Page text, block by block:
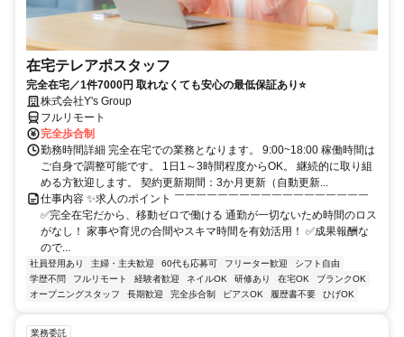
在宅テレアポスタッフ
完全在宅／1件7000円 取れなくても安心の最低保証あり⭐
株式会社Y's Group
フルリモート
完全歩合制
勤務時間詳細 完全在宅での業務となります。 9:00~18:00 稼働時間は
ご自身で調整可能です。 1日1～3時間程度からOK。 継続的に取り組
める方歓迎します。 契約更新期間：3か月更新（自動更新...
仕事内容 ✨求人のポイント ￣￣￣￣￣￣￣￣￣￣￣￣￣￣￣￣￣￣
✅完全在宅だから、移動ゼロで働ける 通勤が一切ないため時間のロス
がなし！ 家事や育児の合間やスキマ時間を有効活用！ ✅成果報酬な
ので...
社員登用あり 主婦・主夫歓迎 60代も応募可 フリーター歓迎
シフト自由
学歴不問
フルリモート 経験者歓迎 ネイルOK 研修あり 在宅OK
ブランクOK
オープニングスタッフ
長期歓迎 完全歩合制 ピアスOK 履歴書不要 ひげOK
業務委託